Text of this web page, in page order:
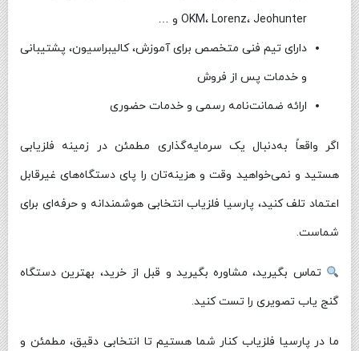
OKM، Lorenz، Jeohunter و …
دارای تیم فنی متخصص برای آموزش، کالیبراسیون، پشتیبانی
و خدمات پس از فروش
ارائه ضمانت‌نامه رسمی و خدمات حضوری
اگر واقعاً به‌دنبال یک سرمایه‌گذاری مطمئن در زمینه فلزیابی
هستید و نمی‌خواهید وقت و هزینه‌تان را پای دستگاه‌های غیرقابل
اعتماد تلف کنید، پارسیا فلزیاب انتخابی هوشمندانه و حرفه‌ای برای
شماست.
تماس بگیرید، مشاوره بگیرید و قبل از خرید، بهترین دستگاه
گنج یاب تصویری را تست کنید.
ما در پارسیا فلزیاب کنار شما هستیم تا انتخابی دقیق، مطمئن و